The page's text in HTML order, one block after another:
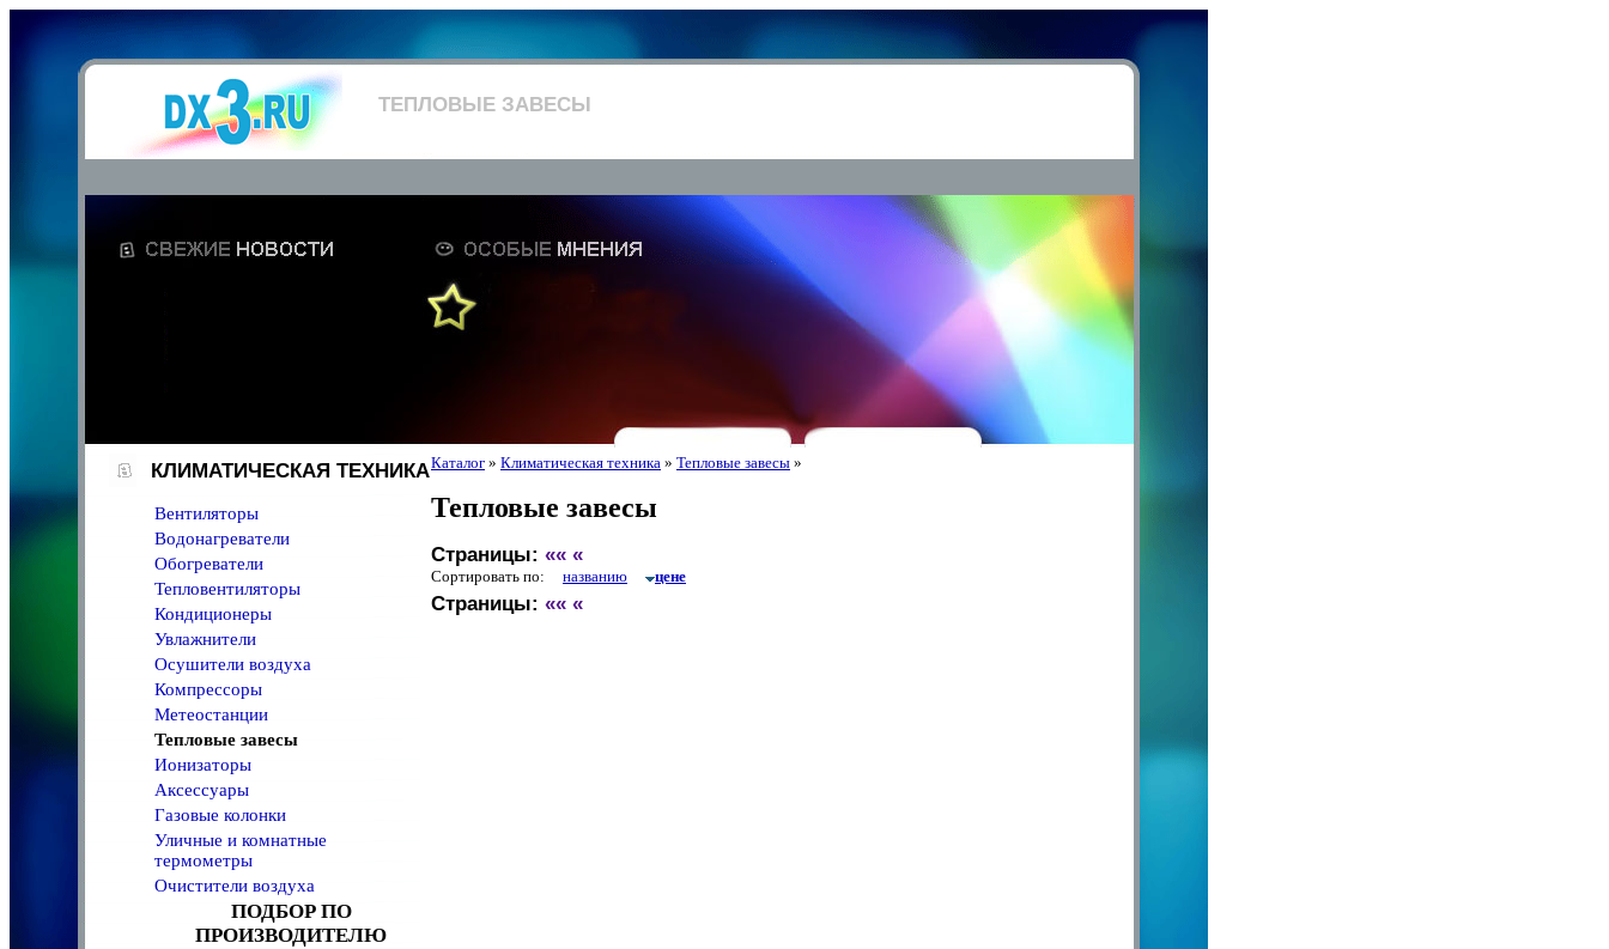
ТЕПЛОВЫЕ ЗАВЕСЫ
КЛИМАТИЧЕСКАЯ ТЕХНИКА
Вентиляторы
Водонагреватели
Обогреватели
Тепловентиляторы
Кондиционеры
Увлажнители
Осушители воздуха
Компрессоры
Метеостанции
Тепловые завесы
Ионизаторы
Аксессуары
Газовые колонки
Уличные и комнатные
термометры
Очистители воздуха
ПОДБОР ПО
ПРОИЗВОДИТЕЛЮ
Каталог » Климатическая техника » Тепловые завесы »
Тепловые завесы
Страницы: «« «
Сортировать по: названию цене
Страницы: «« «